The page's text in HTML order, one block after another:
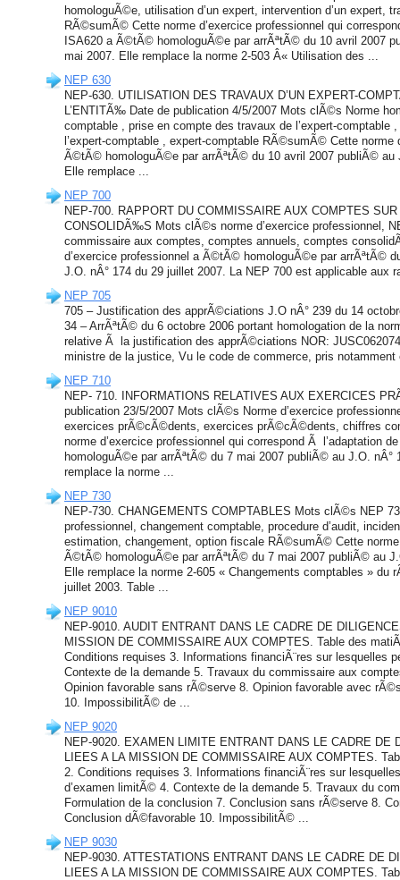
homologuÃ©e, utilisation d’un expert, intervention d’un expert,
RÃ©sumÃ© Cette norme d’exercice professionnel qui
ISA620 a Ã©tÃ© homologuÃ©e par arrÃªtÃ© du 10 avril 2007
mai 2007. Elle remplace la norme 2-503 Â« Utilisation des ...
NEP 630
NEP-630. UTILISATION DES TRAVAUX D’UN EXPERT-
L’ENTITÃ‰ Date de publication 4/5/2007 Mots clÃ©s Norme
comptable , prise en compte des travaux de l’expert-comptable
l’expert-comptable , expert-comptable RÃ©sumÃ© Cette norme
Ã©tÃ© homologuÃ©e par arrÃªtÃ© du 10 avril 2007 publiÃ© au
Elle remplace ...
NEP 700
NEP-700. RAPPORT DU COMMISSAIRE AUX COMPTES
CONSOLIDÃ‰S Mots clÃ©s norme d’exercice professionnel,
commissaire aux comptes, comptes annuels, comptes
d’exercice professionnel a Ã©tÃ© homologuÃ©e par arrÃªtÃ©
J.O. nÂ° 174 du 29 juillet 2007. La NEP 700 est applicable aux
NEP 705
705 – Justification des apprÃ©ciations J.O nÂ° 239 du 14
34 – ArrÃªtÃ© du 6 octobre 2006 portant homologation de la
relative Ã la justification des apprÃ©ciations NOR:
ministre de la justice, Vu le code de commerce, pris
NEP 710
NEP- 710. INFORMATIONS RELATIVES AUX EXERCICES
publication 23/5/2007 Mots clÃ©s Norme d’exercice
exercices prÃ©cÃ©dents, exercices prÃ©cÃ©dents, chiffres
norme d’exercice professionnel qui correspond Ã l’adaptation
homologuÃ©e par arrÃªtÃ© du 7 mai 2007 publiÃ© au J.O. nÂ°
remplace la norme ...
NEP 730
NEP-730. CHANGEMENTS COMPTABLES Mots clÃ©s NEP
professionnel, changement comptable, procedure d’audit,
estimation, changement, option fiscale RÃ©sumÃ© Cette norme
Ã©tÃ© homologuÃ©e par arrÃªtÃ© du 7 mai 2007 publiÃ© au
Elle remplace la norme 2-605 « Changements comptables » du
juillet 2003. Table ...
NEP 9010
NEP-9010. AUDIT ENTRANT DANS LE CADRE DE
MISSION DE COMMISSAIRE AUX COMPTES. Table des
Conditions requises 3. Informations financiÃ¨res sur lesquelles
Contexte de la demande 5. Travaux du commissaire aux
Opinion favorable sans rÃ©serve 8. Opinion favorable avec
10. ImpossibilitÃ© de ...
NEP 9020
NEP-9020. EXAMEN LIMITE ENTRANT DANS LE CADRE DE
LIEES A LA MISSION DE COMMISSAIRE AUX COMPTES.
2. Conditions requises 3. Informations financiÃ¨res sur
d’examen limitÃ© 4. Contexte de la demande 5. Travaux du
Formulation de la conclusion 7. Conclusion sans rÃ©serve 8.
Conclusion dÃ©favorable 10. ImpossibilitÃ© ...
NEP 9030
NEP-9030. ATTESTATIONS ENTRANT DANS LE CADRE DE
LIEES A LA MISSION DE COMMISSAIRE AUX COMPTES.